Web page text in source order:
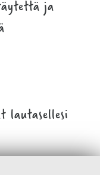
ja
lautasellesi